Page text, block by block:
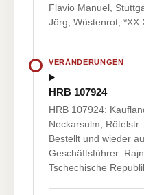
Flavio Manuel,
Jörg, Wüstenrot,
VERÄNDERUNGEN
HRB 107924
HRB 107924:
Neckarsulm,
Bestellt und wieder
Geschäftsführer:
Tschechische